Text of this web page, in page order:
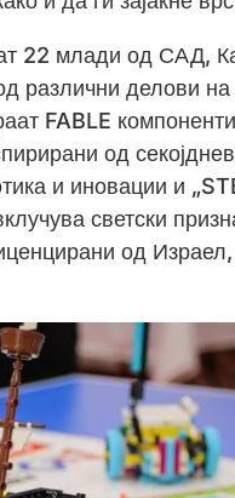
22 млади од САД,
различни делови на
FABLE
од
и иновации и
светски
од